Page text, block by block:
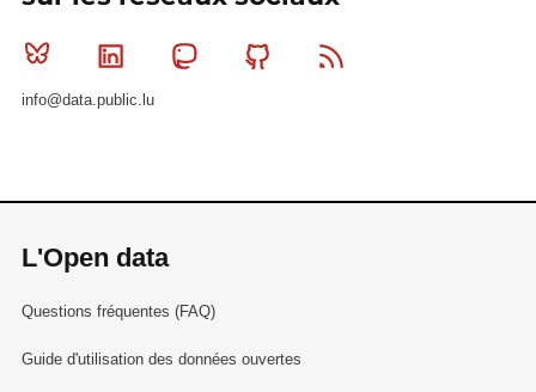
Bluesky Linkedin MastodonGithub
info@data.public.lu
L'Open data
Questions fréquentes (FAQ)
Guide d'utilisation des données ouvertes